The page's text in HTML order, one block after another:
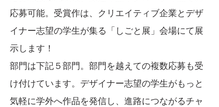
応募可能。受賞作は、クリエイティブ企業とデザ
イナー志望の学生が集る「しごと展」会場にて展
示します！
部門は下記５部門。部門を越えての複数応募も受
け付けています。デザイナー志望の学生がもっと
気軽に学外へ作品を発信し、進路につながるチャ